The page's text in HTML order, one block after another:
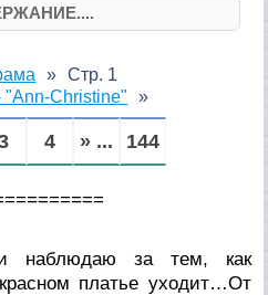
Christine"
Стр. 1
4 » ... 144
наблюдаю за тем, как
платье уходит…От